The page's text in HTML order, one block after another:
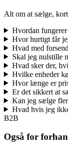
Alt om at sælge,
Hvordan
Hvor hurtigt får
Hvad med
Skal jeg nulstille
Hvad sker der,
Hvilke enheder
Hvor længe er
Er det sikkert at
Kan jeg sælge
Hvad hvis jeg
B2B
Også for